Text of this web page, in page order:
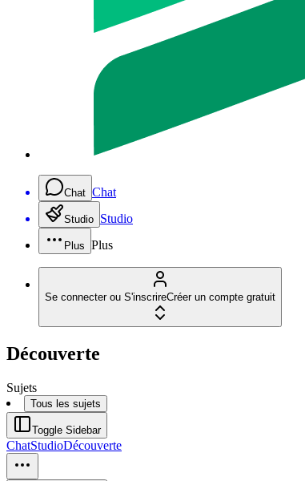
Chat Chat
Studio Studio
Plus Plus
Se connecter ou S'inscrireCréer un compte gratuit
Découverte
Sujets
Tous les sujets
Toggle Sidebar
ChatStudioDécouverte